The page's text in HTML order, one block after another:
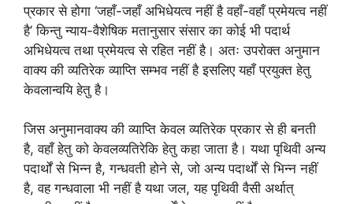
प्रकार से होगा ‘जहाँ-जहाँ अभिधेयत्व नहीं है वहाँ-वहाँ प्रमेयत्व नहीं
है’ किन्तु न्याय-वैशेषिक मतानुसार संसार का कोई भी पदार्थ
अभिधेयत्व तथा प्रमेयत्व से रहित नहीं है। अतः उपरोक्त अनुमान
वाक्य की व्यतिरेक व्याप्ति सम्भव नहीं है इसलिए यहाँ प्रयुक्त हेतु
केवलान्वयि हेतु है।
जिस अनुमानवाक्य की व्याप्ति केवल व्यतिरेक प्रकार से ही बनती
है, वहाँ हेतु को केवलव्यतिरेकि हेतु कहा जाता है। यथा पृथिवी अन्य
पदार्थों से भिन्न है, गन्धवती होने से, जो अन्य पदार्थों से भिन्न नहीं
है, वह गन्धवाला भी नहीं है यथा जल, यह पृथिवी वैसी अर्थात्